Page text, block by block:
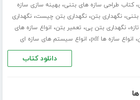
،کتاب طراحی سازه های بتنی،بهینه سازی سازه
،نگهداری بتن،نگهداری بتن چیست،نگهداری
،نگهداری بتن پی، تعمیر بتن، انواع سازه های
، انواع سازه ها pdf ، انواع سیستم های سازه ای
دانلود کتاب